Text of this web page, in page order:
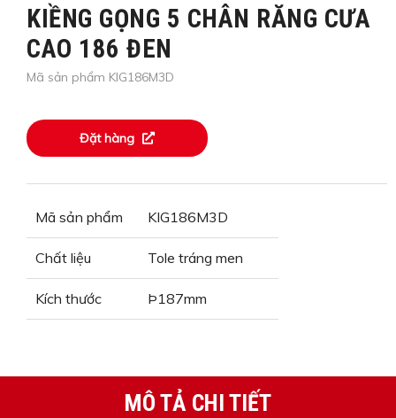
KIỀNG GỌNG 5 CHÂN RĂNG CƯA
CAO 186 ĐEN
Mã sản phẩm KIG186M3D
Đặt hàng
Mã sản phẩm KIG186M3D
Chất liệu Tole tráng men
Kích thước Þ187mm
MÔ TẢ CHI TIẾT